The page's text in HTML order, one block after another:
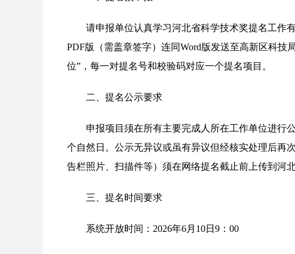
请申报单位认真学习河北省科学技术奖提名工作
PDF版（需盖章签字）连同Word版发送至高新区科技
位”，每一对提名号和校验码对应一个提名项目。
二、提名公示要求
申报项目须在所有主要完成人所在工作单位进行
个自然日。公示无异议或虽有异议但经核实处理后再
告栏照片、扫描件等）须在网络提名截止前上传到河
三、提名时间要求
系统开放时间：2026年6月10日9：00